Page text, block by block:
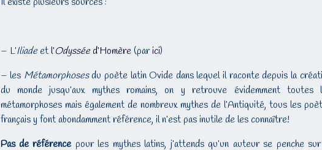
– L’Iliadeetl’Odysséed’Homère(parici)
– les Métamorphosesdu poète latin Ovide dans lequel il raconte depuis la
du monde jusqu’aux mythes romains, on y retrouve évidemment toutes
métamorphoses mais également de nombreux mythes de l’Antiquité, tous les
français y font abondamment référence, il n’est pas inutile de les connaître!
Pas de référencepour les mythes latins, j’attends qu’un auteur se penche